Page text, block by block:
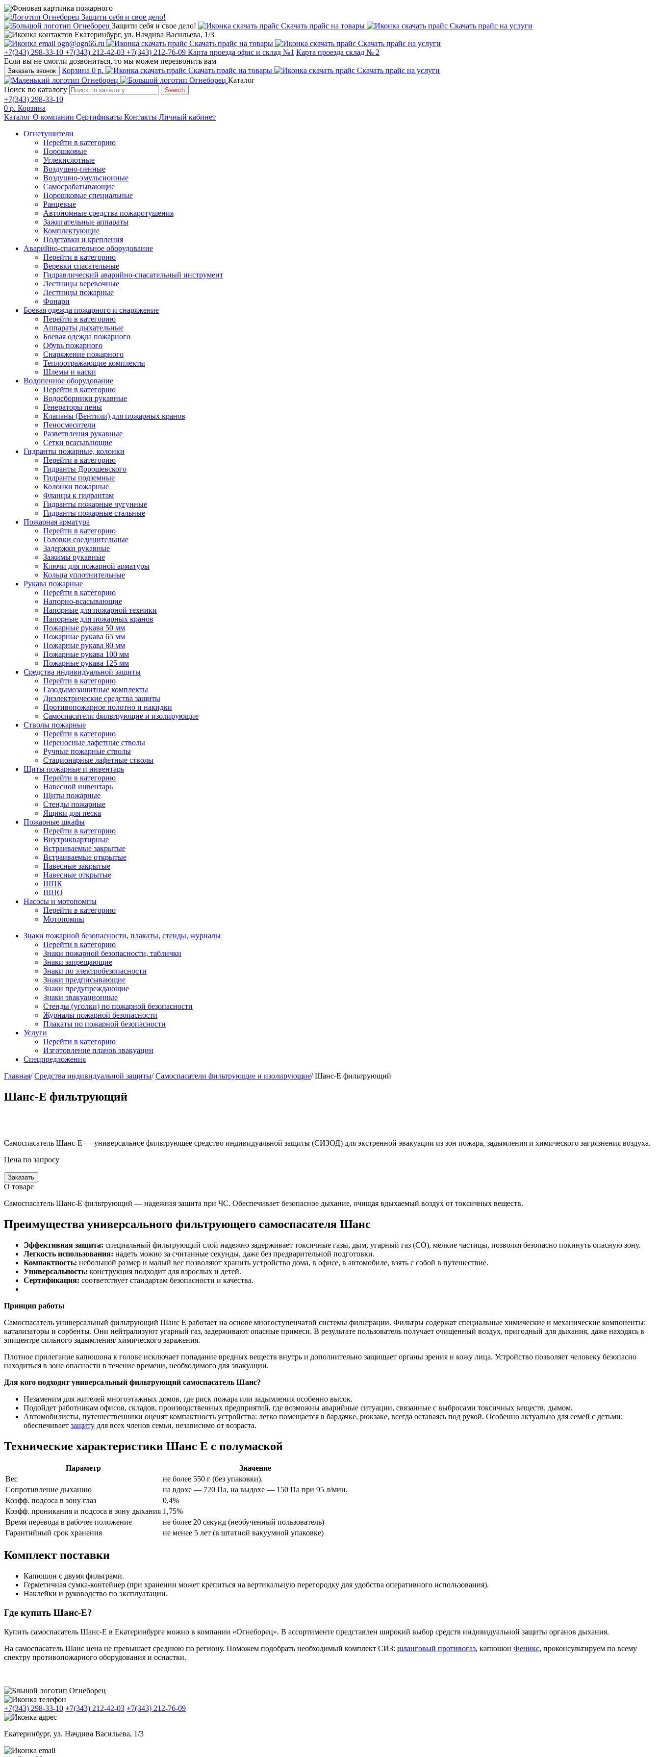
Защити себя и свое дело!
Защити себя и свое дело!
Скачать прайс на товары
Скачать прайс на услуги
Екатеринбург, ул. Начдива Васильева, 1/3
ogn@ogn66.ru
Скачать прайс на товары
Скачать прайс на услуги
+7(343) 298-33-10 +7(343) 212-42-03 +7(343) 212-76-09 Карта проезда офис и склад №1 Карта проезда склад № 2
Если вы не смогли дозвониться, то мы можем перезвонить вам
Заказать звонок Корзина 0 р. Скачать прайс на товары
Скачать прайс на услуги
Каталог
Поиск по каталогу
Search
+7(343) 298-33-10
0 р. Корзина
Каталог О компании Сертификаты Контакты Личный кабинет
Огнетушители
Перейти в категорию
Порошковые
Углекислотные
Воздушно-пенные
Воздушно-эмульсионные
Самосрабатывающие
Порошковые специальные
Ранцевые
Автономные средства пожаротушения
Зажигательные аппараты
Комплектующие
Подставки и крепления
Аварийно-спасательное оборудование
Перейти в категорию
Веревки спасательные
Гидравлический аварийно-спасательный инструмент
Лестницы веревочные
Лестницы пожарные
Фонари
Боевая одежда пожарного и снаряжение
Перейти в категорию
Аппараты дыхательные
Боевая одежда пожарного
Обувь пожарного
Снаряжение пожарного
Теплоотражающие комплекты
Шлемы и каски
Водопенное оборудование
Перейти в категорию
Водосборники рукавные
Генераторы пены
Клапаны (Вентили) для пожарных кранов
Пеносмесители
Разветвления рукавные
Сетки всасывающие
Гидранты пожарные, колонки
Перейти в категорию
Гидранты Дорошевского
Гидранты подземные
Колонки пожарные
Фланцы к гидрантам
Гидранты пожарные чугунные
Гидранты пожарные стальные
Пожарная арматура
Перейти в категорию
Головки соединительные
Задержки рукавные
Зажимы рукавные
Ключи для пожарной арматуры
Кольца уплотнительные
Рукава пожарные
Перейти в категорию
Напорно-всасывающие
Напорные для пожарной техники
Напорные для пожарных кранов
Пожарные рукава 50 мм
Пожарные рукава 65 мм
Пожарные рукава 80 мм
Пожарные рукава 100 мм
Пожарные рукава 125 мм
Средства индивидуальной защиты
Перейти в категорию
Газодымозащитные комплекты
Диэлектрические средства защиты
Противопожарное полотно и накидки
Самоспасатели фильтрующие и изолирующие
Стволы пожарные
Перейти в категорию
Переносные лафетные стволы
Ручные пожарные стволы
Стационарные лафетные стволы
Щиты пожарные и инвентарь
Перейти в категорию
Навесной инвентарь
Щиты пожарные
Стенды пожарные
Ящики для песка
Пожарные шкафы
Перейти в категорию
Внутриквартирные
Встраиваемые закрытые
Встраиваемые открытые
Навесные закрытые
Навесные открытые
ШПК
ШПО
Насосы и мотопомпы
Перейти в категорию
Мотопомпы
Знаки пожарной безопасности, плакаты, стенды, журналы
Перейти в категорию
Знаки пожарной безопасности, таблички
Знаки запрещающие
Знаки по электробезопасности
Знаки предписывающие
Знаки предупреждающие
Знаки эвакуационные
Стенды (уголки) по пожарной безопасности
Журналы пожарной безопасности
Плакаты по пожарной безопасности
Услуги
Перейти в категорию
Изготовление планов эвакуации
Спецпредложения
Главная/Средства индивидуальной защиты/Самоспасатели фильтрующие и изолирующие/ Шанс-Е фильтрующий
Шанс-Е фильтрующий
Самоспасатель Шанс-Е — универсальное фильтрующее средство индивидуальной защиты (СИЗОД) для экстренной эвакуации из зон пожара, задымления и химического загрязнения воздуха.
Цена по запросу
Заказать
О товаре
Самоспасатель Шанс-Е фильтрующий — надежная защита при ЧС. Обеспечивает безопасное дыхание, очищая вдыхаемый воздух от токсичных веществ.
Преимущества универсального фильтрующего самоспасателя Шанс
Эффективная защита: специальный фильтрующий слой надежно задерживает токсичные газы, дым, угарный газ (CO), мелкие частицы, позволяя безопасно покинуть опасную зону.
Легкость использования: надеть можно за считанные секунды, даже без предварительной подготовки.
Компактность: небольшой размер и малый вес позволяют хранить устройство дома, в офисе, в автомобиле, взять с собой в путешествие.
Универсальность: конструкция подходит для взрослых и детей.
Сертификация: соответствует стандартам безопасности и качества.
Принцип работы
Самоспасатель универсальный фильтрующий Шанс Е работает на основе многоступенчатой системы фильтрации. Фильтры содержат специальные химические и механические компоненты:
катализаторы и сорбенты. Они нейтрализуют угарный газ, задерживают опасные примеси. В результате пользователь получает очищенный воздух, пригодный для дыхания, даже находясь в
эпицентре сильного задымления/ химического заражения.
Плотное прилегание капюшона к голове исключает попадание вредных веществ внутрь и дополнительно защищает органы зрения и кожу лица. Устройство позволяет человеку безопасно
находиться в зоне опасности в течение времени, необходимого для эвакуации.
Для кого подходит универсальный фильтрующий самоспасатель Шанс?
Незаменим для жителей многоэтажных домов, где риск пожара или задымления особенно высок.
Подойдет работникам офисов, складов, производственных предприятий, где возможны аварийные ситуации, связанные с выбросами токсичных веществ, дымом.
Автомобилисты, путешественники оценят компактность устройства: легко помещается в бардачке, рюкзаке, всегда оставаясь под рукой. Особенно актуально для семей с детьми:
обеспечивает защиту для всех членов семьи, независимо от возраста.
Технические характеристики Шанс Е с полумаской
Параметр
Значение
Вес
не более 550 г (без упаковки).
Сопротивление дыханию
на вдохе — 720 Па, на выдохе — 150 Па при 95 л/мин.
Коэфф. подсоса в зону глаз
0,4%
Коэфф. проникания и подсоса в зону дыхания 1,75%
Время перевода в рабочее положение
не более 20 секунд (необученный пользователь)
Гарантийный срок хранения
не менее 5 лет (в штатной вакуумной упаковке)
Комплект поставки
Капюшон с двумя фильтрами.
Герметичная сумка-контейнер (при хранении может крепиться на вертикальную перегородку для удобства оперативного использования).
Наклейки и руководство по эксплуатации.
Где купить Шанс-Е?
Купить самоспасатель Шанс-Е в Екатеринбурге можно в компании «Огнеборец». В ассортименте представлен широкий выбор средств индивидуальной защиты органов дыхания.
На самоспасатель Шанс цена не превышает среднюю по региону. Поможем подобрать необходимый комплект СИЗ: шланговый противогаз, капюшон Феникс, проконсультируем по всему
спектру противопожарного оборудования и оснастки.
+7(343) 298-33-10 +7(343) 212-42-03 +7(343) 212-76-09
Екатеринбург, ул. Начдива Васильева, 1/3